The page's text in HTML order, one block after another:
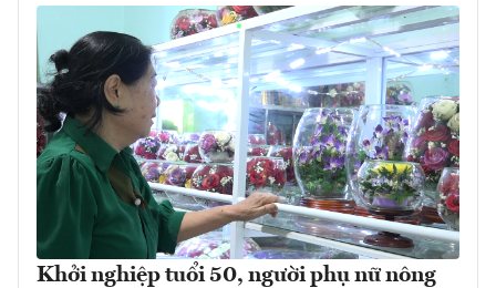
Khởi nghiệp tuổi 50, người phụ nữ nông